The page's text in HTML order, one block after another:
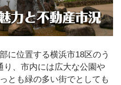
に位置する横浜市18区のう
り、市内には広大な公園や
とも緑の多い街でとしても